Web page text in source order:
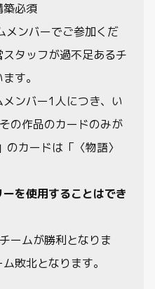
築必須
メンバーでご参加くだ
タッフが過不足あるチ
す。
メンバー1人につき、い
の作品のカードのみが
カードは「〈物語〉
を使用することはでき
ームが勝利となりま
敗北となります。